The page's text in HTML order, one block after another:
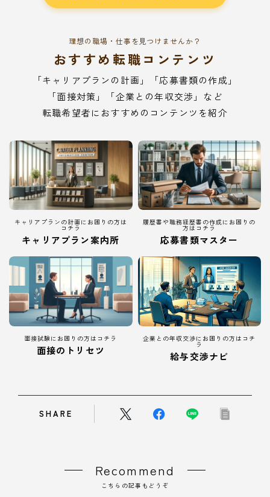
理想の職場・仕事を見つけませんか？
おすすめ転職コンテンツ
「キャリアプランの計画」「応募書類の作成」
「面接対策」「企業との年収交渉」など
転職希望者におすすめのコンテンツを紹介
キャリアプランの計画にお困りの方は
コチラ
キャリアプラン案内所
履歴書や職務経歴書の作成にお困りの
方はコチラ
応募書類マスター
面接試験にお困りの方はコチラ
面接のトリセツ
企業との年収交渉にお困りの方はコチ
ラ
給与交渉ナビ
SHARE
Recommend
こちらの記事もどうぞ